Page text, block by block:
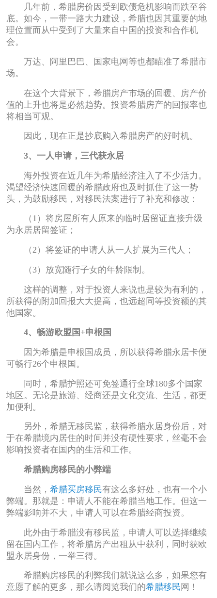
几年前，希腊房价因受到欧债危机影响而跌至谷
底。如今，一带一路大力建设，希腊也因其重要的地
理位置而从中受到了大量来自中国的投资和合作机
会。
万达、阿里巴巴、国家电网等也都瞄准了希腊市
场。
在这个大背景下，希腊房产市场的回暖、房产价
值的上升也将是必然趋势。投资希腊房产的回报率也
将相当可观。
因此，现在正是抄底购入希腊房产的好时机。
3、一人申请，三代获永居
海外投资在近几年为希腊经济注入了不少活力。
渴望经济快速回暖的希腊政府也及时抓住了这一势
头，为鼓励移民，对移民法案进行了补充和修改：
（1）将房屋所有人原来的临时居留证直接升级
为永居居留签证；
（2）将签证的申请人从一人扩展为三代人；
（3）放宽随行子女的年龄限制。
这样的调整，对于投资人来说也是较为有利的，
所获得的附加回报大大提高，也远超同等投资额的其
他国家。
4、畅游欧盟国+申根国
因为希腊是申根国成员，所以获得希腊永居卡便
可畅行26个申根国。
同时，希腊护照还可免签通行全球180多个国家
地区。无论是旅游、经商还是文化交流、生活，都更
加便利。
另外，希腊无移民监，获得希腊永居身份后，对
于在希腊境内居住的时间并没有硬性要求，丝毫不会
影响投资者在国内的生活和工作。
希腊购房移民的小弊端
当然，希腊买房移民有这么多好处，也有一个小
弊端。那就是：申请人不能在希腊当地工作。但这一
弊端影响并不大，申请人可以在希腊经商投资。
此外由于希腊没有移民监，申请人可以选择继续
留在国内工作，将希腊房产出租从中获利，同时获欧
盟永居身份，一举三得。
希腊购房移民的利弊我们就说这么多，如果您有
意愿了解的更多，那么请阅览我们的希腊移民 网！